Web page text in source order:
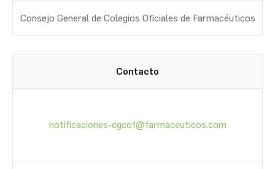
Consejo General de Colegios Oficiales de Farmacéuticos
Contacto
notificaciones-cgcof@farmaceuticos.com